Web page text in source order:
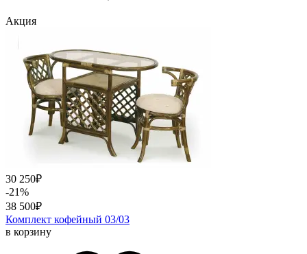
Акция
30 250₽
-21%
38 500₽
Комплект кофейный 03/03
в корзину